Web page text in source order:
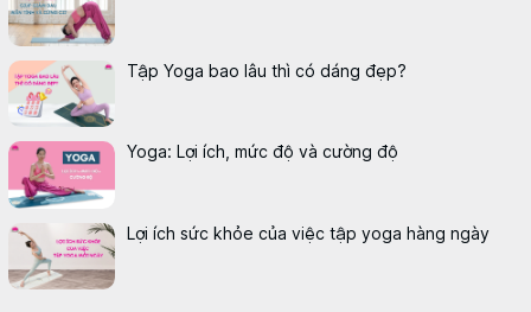
Tập Yoga bao lâu thì có dáng đẹp?
Yoga: Lợi ích, mức độ và cường độ
Lợi ích sức khỏe của việc tập yoga hàng ngày